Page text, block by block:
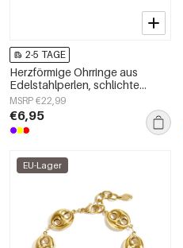
2-5 TAGE
Herzförmige Ohrringe aus
Edelstahlperlen, schlichte
Alltags-Serie, Damenschmuck
MSRP €22,99
€6,95
EU-Lager